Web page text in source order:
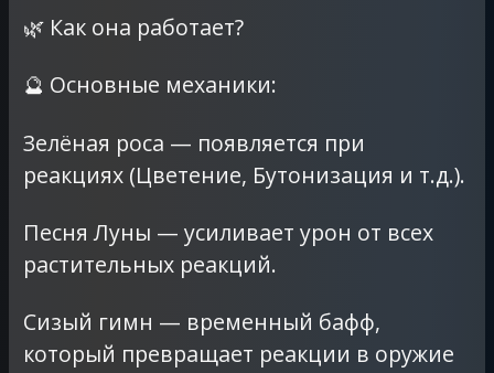
🌿 Как она работает?
🔮 Основные механики:
Зелёная роса — появляется при
реакциях (Цветение, Бутонизация и т.д.).
Песня Луны — усиливает урон от всех
растительных реакций.
Сизый гимн — временный бафф,
который превращает реакции в оружие